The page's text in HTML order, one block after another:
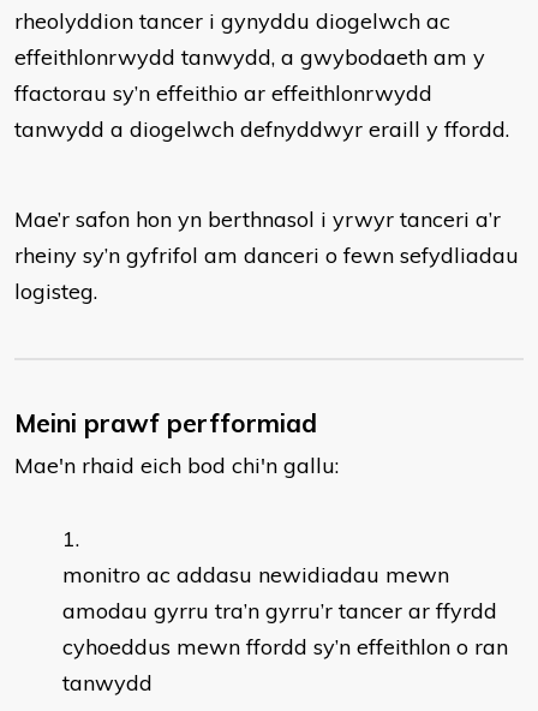
rheolyddion tancer i gynyddu diogelwch ac
effeithlonrwydd tanwydd, a gwybodaeth am y
ffactorau sy’n effeithio ar effeithlonrwydd
tanwydd a diogelwch defnyddwyr eraill y ffordd.
Mae’r safon hon yn berthnasol i yrwyr tanceri a’r
rheiny sy’n gyfrifol am danceri o fewn sefydliadau
logisteg.
Meini prawf perfformiad
Mae'n rhaid eich bod chi'n gallu:
monitro ac addasu newidiadau mewn
amodau gyrru tra’n gyrru’r tancer ar ffyrdd
cyhoeddus mewn ffordd sy’n effeithlon o ran
tanwydd